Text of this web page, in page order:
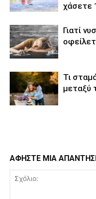
χάσετε
Γιατί
Τι
μεταξύ
ΑΦΗΣΤΕ ΜΙΑ